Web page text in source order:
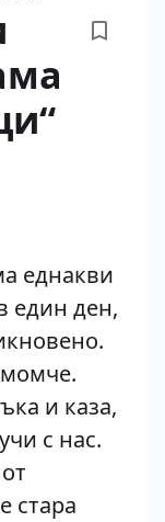
еднакви
един ден,
и каза,
с нас.
стара